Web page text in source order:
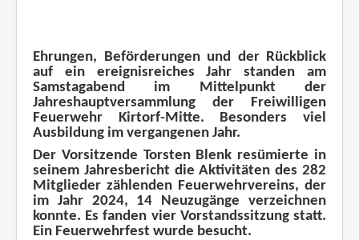
Ehrungen, Beförderungen und der Rückblick
auf ein ereignisreiches Jahr standen am
Samstagabend im Mittelpunkt der
Jahreshauptversammlung der Freiwilligen
Feuerwehr Kirtorf-Mitte. Besonders viel
Ausbildung im vergangenen Jahr.
Der Vorsitzende Torsten Blenk resümierte in
seinem Jahresbericht die Aktivitäten des 282
Mitglieder zählenden Feuerwehrvereins, der
im Jahr 2024, 14 Neuzugänge verzeichnen
konnte. Es fanden vier Vorstandssitzung statt.
Ein Feuerwehrfest wurde besucht.